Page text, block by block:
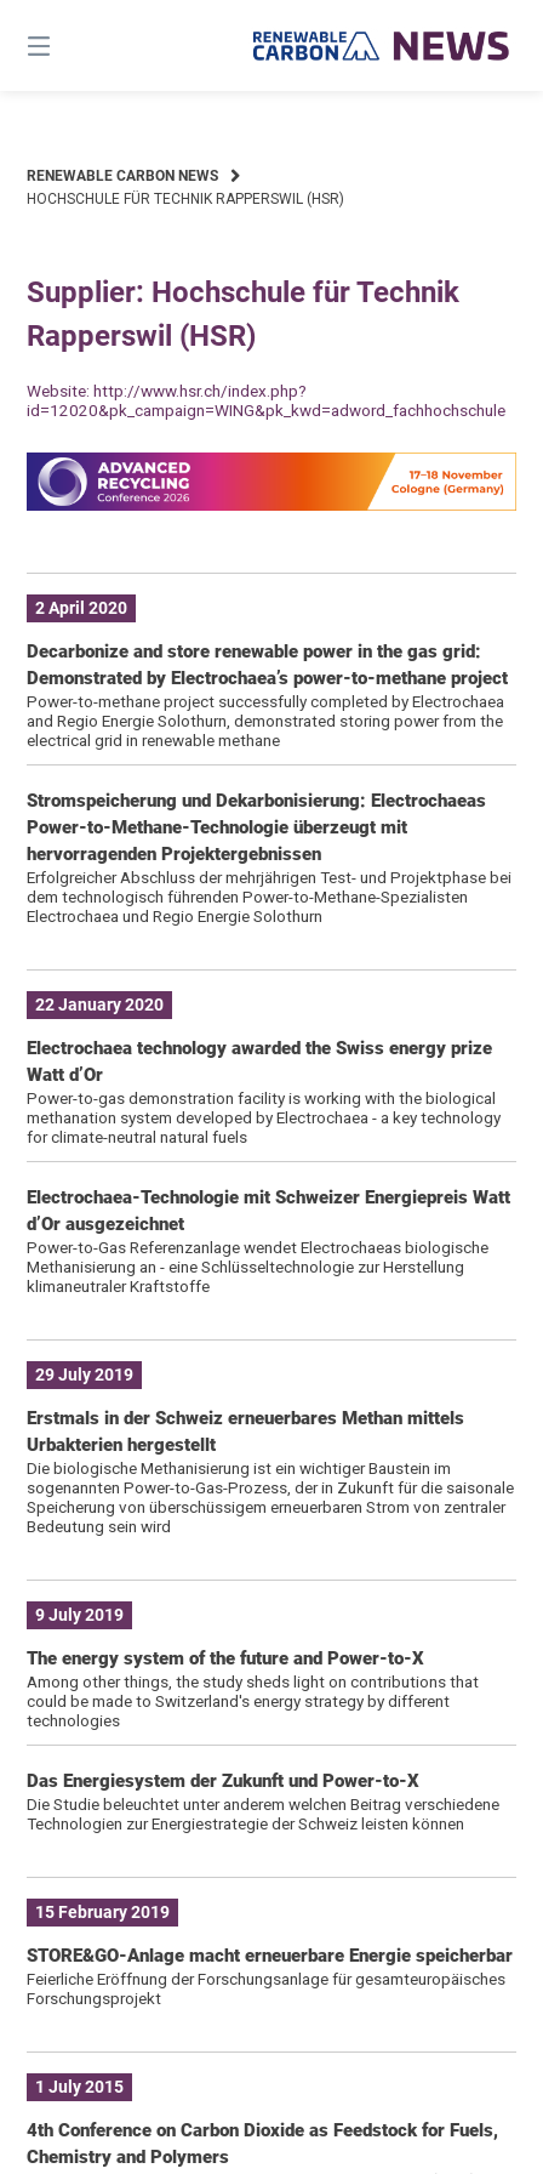
content
RENEWABLE CARBON NEWS
HOCHSCHULE FÜR TECHNIK RAPPERSWIL (HSR)
Supplier: Hochschule für Technik
Rapperswil (HSR)
Website:http://www.hsr.ch/index.php?
id=12020&pk_campaign=WING&pk_kwd=adword_fachhochschule
2 April 2020
Decarbonize and store renewable power in the gas grid:
Demonstrated by Electrochaea’s power-to-methane project
Power-to-methane project successfully completed by Electrochaea
and Regio Energie Solothurn, demonstrated storing power from the
electrical grid in renewable methane
Stromspeicherung und Dekarbonisierung: Electrochaeas
Power-to-Methane-Technologie überzeugt mit
hervorragenden Projektergebnissen
Erfolgreicher Abschluss der mehrjährigen Test- und Projektphase bei
dem technologisch führenden Power-to-Methane-Spezialisten
Electrochaea und Regio Energie Solothurn
22 January 2020
Electrochaea technology awarded the Swiss energy prize
Watt d’Or
Power-to-gas demonstration facility is working with the biological
methanation system developed by Electrochaea - a key technology
for climate-neutral natural fuels
Electrochaea-Technologie mit Schweizer Energiepreis Watt
d’Or ausgezeichnet
Power-to-Gas Referenzanlage wendet Electrochaeas biologische
Methanisierung an - eine Schlüsseltechnologie zur Herstellung
klimaneutraler Kraftstoffe
29 July 2019
Erstmals in der Schweiz erneuerbares Methan mittels
Urbakterien hergestellt
Die biologische Methanisierung ist ein wichtiger Baustein im
sogenannten Power-to-Gas-Prozess, der in Zukunft für die saisonale
Speicherung von überschüssigem erneuerbaren Strom von zentraler
Bedeutung sein wird
9 July 2019
The energy system of the future and Power-to-X
Among other things, the study sheds light on contributions that
could be made to Switzerland's energy strategy by different
technologies
Das Energiesystem der Zukunft und Power-to-X
Die Studie beleuchtet unter anderem welchen Beitrag verschiedene
Technologien zur Energiestrategie der Schweiz leisten können
15 February 2019
STORE&GO-Anlage macht erneuerbare Energie speicherbar
Feierliche Eröffnung der Forschungsanlage für gesamteuropäisches
Forschungsprojekt
1 July 2015
4th Conference on Carbon Dioxide as Feedstock for Fuels,
Chemistry and Polymers